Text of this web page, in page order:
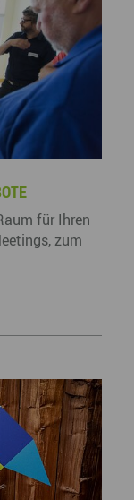
für Ihren
zum